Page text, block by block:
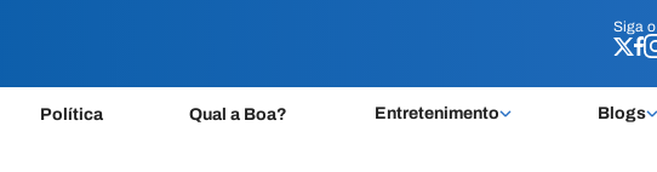
Siga o
Política Qual a Boa? Entretenimento Blogs
Siga o